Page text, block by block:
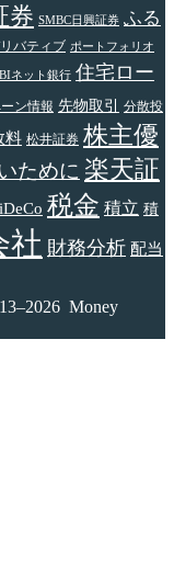
券 SMBC日興証券 ふる
バティブ ポートフォリオ
ネット銀行 住宅ロー
ン情報 先物取引 分散投
料 松井証券 株主優
ために 楽天証
税金 積立 積
社 財務分析 配当
Money